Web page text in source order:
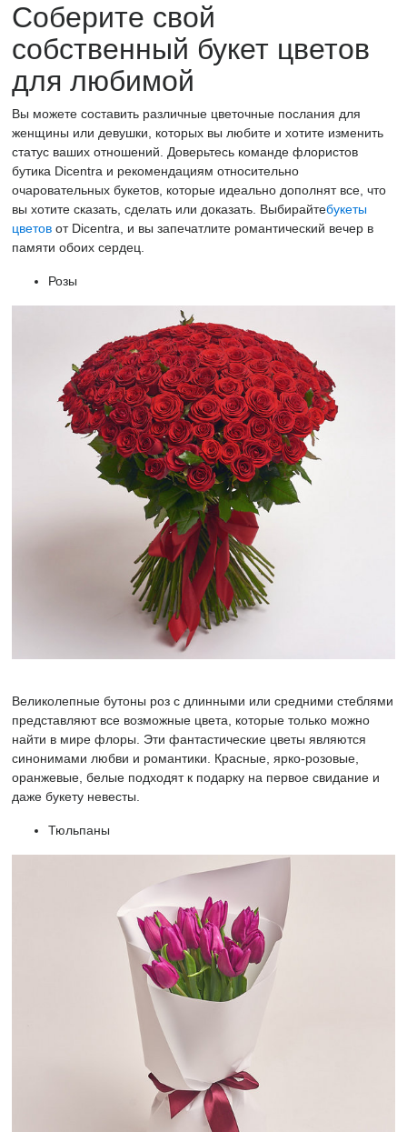
Соберите свой
собственный букет цветов
для любимой
Вы можете составить различные цветочные послания для
женщины или девушки, которых вы любите и хотите изменить
статус ваших отношений. Доверьтесь команде флористов
бутика Dicentra и рекомендациям относительно
очаровательных букетов, которые идеально дополнят все, что
вы хотите сказать, сделать или доказать. Выбирайтебукеты
цветов от Dicentra, и вы запечатлите романтический вечер в
памяти обоих сердец.
Розы
Великолепные бутоны роз с длинными или средними стеблями
представляют все возможные цвета, которые только можно
найти в мире флоры. Эти фантастические цветы являются
синонимами любви и романтики. Красные, ярко-розовые,
оранжевые, белые подходят к подарку на первое свидание и
даже букету невесты.
Тюльпаны